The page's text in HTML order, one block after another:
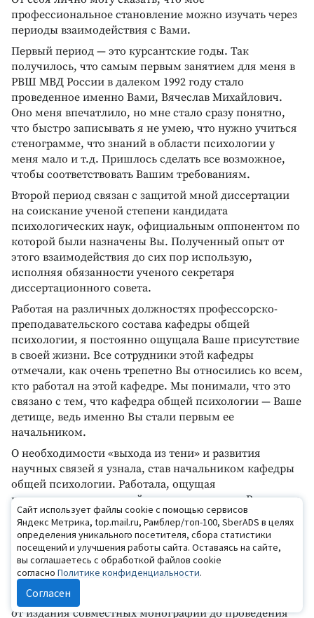
профессиональное становление можно изучать через
периоды взаимодействия с Вами.
Первый период — это курсантские годы. Так
получилось, что самым первым занятием для меня в
РВШ МВД России в далеком 1992 году стало
проведенное именно Вами, Вячеслав Михайлович.
Оно меня впечатлило, но мне стало сразу понятно,
что быстро записывать я не умею, что нужно учиться
стенограмме, что знаний в области психологии у
меня мало и т.д. Пришлось сделать все возможное,
чтобы соответствовать Вашим требованиям.
Второй период связан с защитой мной диссертации
на соискание ученой степени кандидата
психологических наук, официальным оппонентом по
которой были назначены Вы. Полученный опыт от
этого взаимодействия до сих пор использую,
исполняя обязанности ученого секретаря
диссертационного совета.
Работая на различных должностях профессорско-
преподавательского состава кафедры общей
психологии, я постоянно ощущала Ваше присутствие
в своей жизни. Все сотрудники этой кафедры
отмечали, как очень трепетно Вы относились ко всем,
кто работал на этой кафедре. Мы понимали, что это
связано с тем, что кафедра общей психологии — Ваше
детище, ведь именно Вы стали первым ее
начальником.
О необходимости «выхода из тени» и развития
научных связей я узнала, став начальником кафедры
общей психологии. Работала, ощущая
непосредственное содействие и поддержку Вячеслава
Михайловича. В этот период я узнала, что Вячеслав
Михайлович не только выдающийся ученый, но и
очень внимательный и заботливый муж, отец,
дедушка.
В настоящее время совместно с Вячеславом
Михайловичем реализуем много научных проектов —
от издания совместных монографий до проведения
Сайт использует файлы cookie с помощью сервисов
Яндекс Метрика, top.mail.ru, Рамблер/топ-100, SberADS в целях
определения уникального посетителя, сбора статистики
посещений и улучшения работы сайта. Оставаясь на сайте,
вы соглашаетесь с обработкой файлов cookie
согласно Политике конфиденциальности.
Согласен